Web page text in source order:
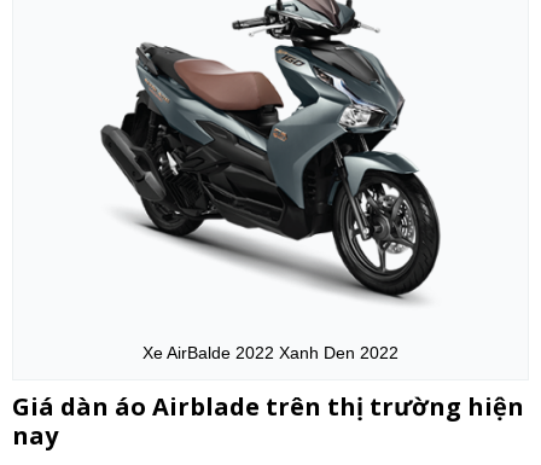
Xe AirBalde 2022 Xanh Den 2022
Giá dàn áo Airblade trên thị trường hiện
nay